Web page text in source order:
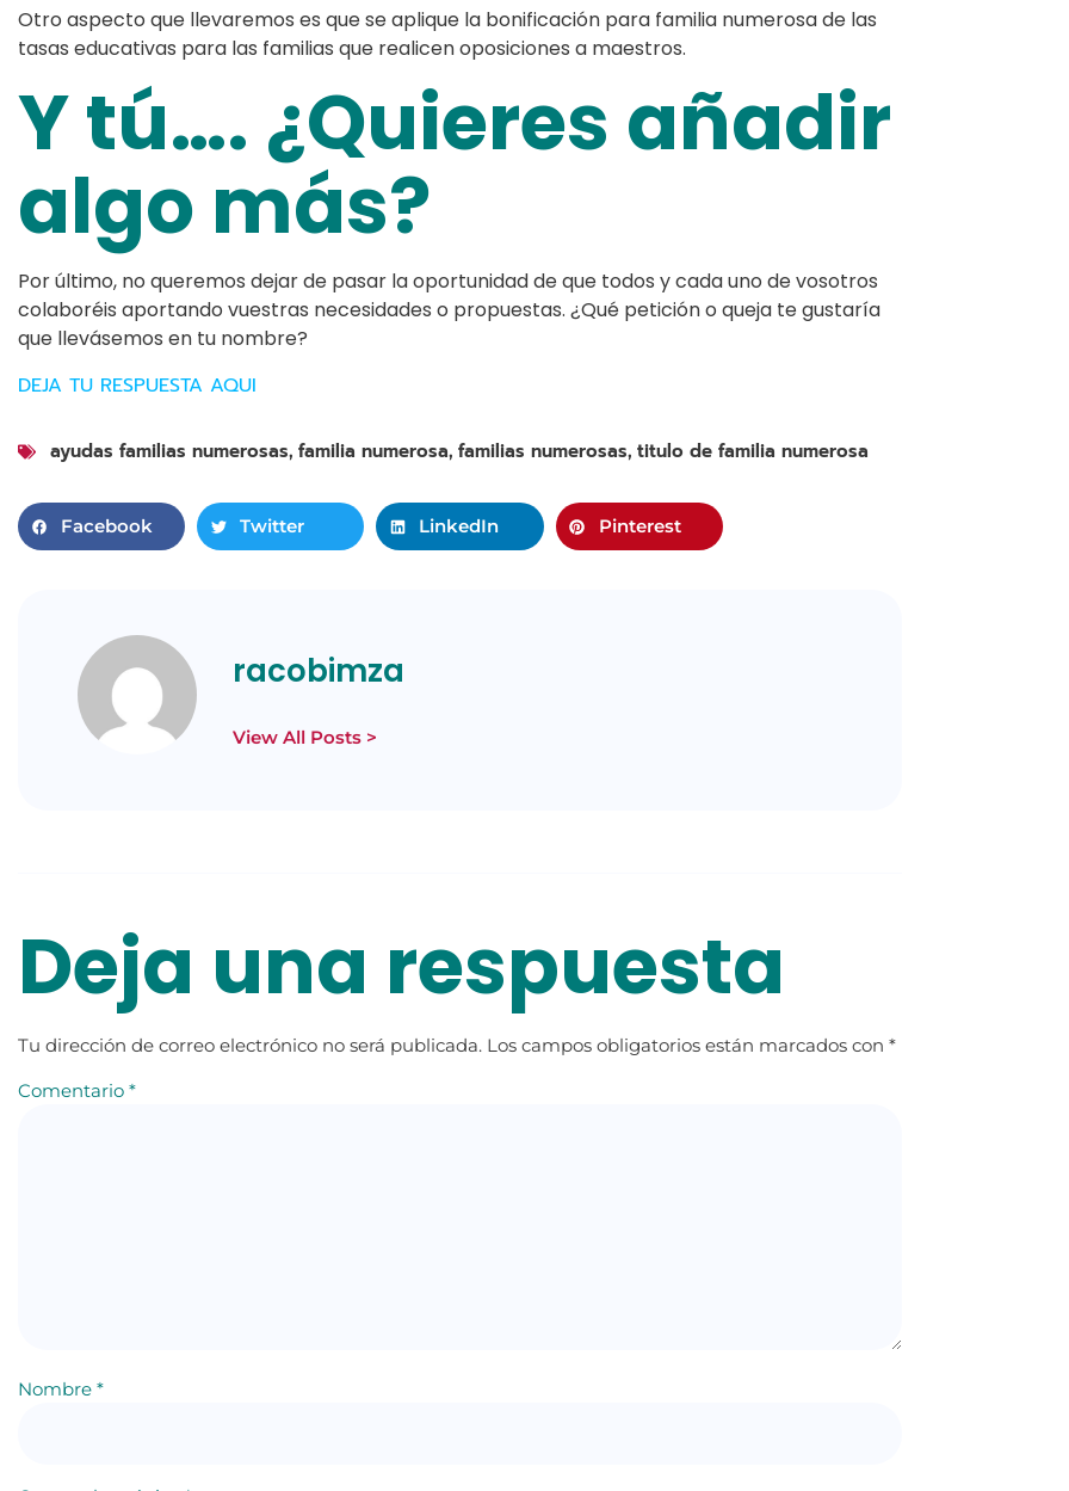
Otro aspecto que llevaremos es que se aplique la bonificación para familia numerosa de las
tasas educativas para las familias que realicen oposiciones a maestros.
Y tú…. ¿Quieres añadir
algo más?
Por último, no queremos dejar de pasar la oportunidad de que todos y cada uno de vosotros
colaboréis aportando vuestras necesidades o propuestas. ¿Qué petición o queja te gustaría
que llevásemos en tu nombre?
DEJA TU RESPUESTA AQUI
ayudas familias numerosas, familia numerosa, familias numerosas, titulo de familia numerosa
Facebook Twitter LinkedIn Pinterest
racobimza
View All Posts >
Deja una respuesta
Tu dirección de correo electrónico no será publicada. Los campos obligatorios están marcados con *
Comentario *
Nombre *